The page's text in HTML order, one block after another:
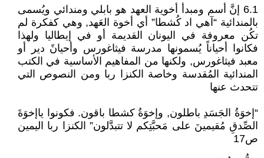
6.1 إنَّ أسم ومبدأ أخوية العهد هو بابلي ومندائي ويُسمى
بالمندائية “آهي اد كُشطا” أي أخوة العَهد, وهي كفكرة لم
تكُن معروفة في اليونان القديمة أو في إيطاليا ولهذا
فكانوا أحياناً يُسمونها مدرسة فيثاغورس وأحيانً دير أو
معبد فيثاغورس, ولكنها من المفاهيم الأساسية في الكتب
المندائية المُقدسة وخاصة الكنزا ربا ومن النصوص التي
تتحدث عنها
“إخوَةُ الجَسَدِ باطلون, وإخوَةُ كشطا باقون. فكونوا ياإخوَةَ
الصِّدقِ مُقيمينَ على مَحبَّتِكم لا تتبدَّلون” الكنزا ربا اليمين
ص17